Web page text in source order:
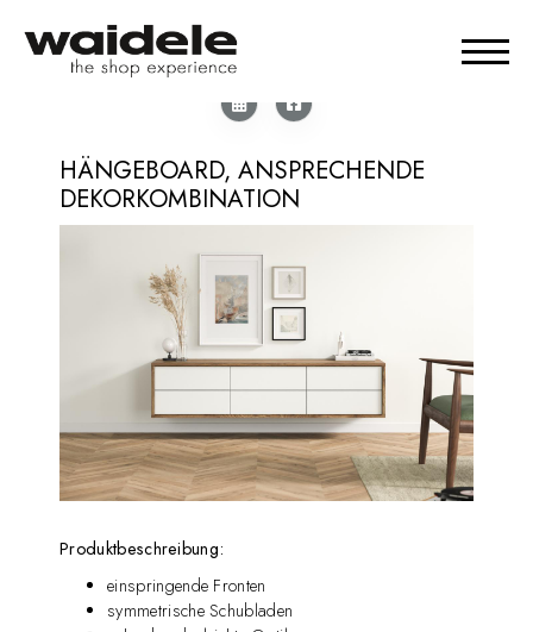
HÄNGEBOARD, ANSPRECHENDE
DEKORKOMBINATION
Produktbeschreibung:
einspringende Fronten
symmetrische Schubladen